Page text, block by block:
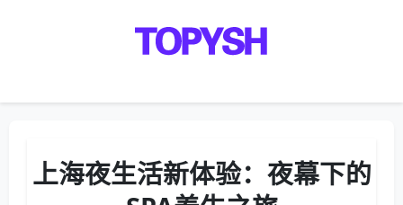
上海夜生活新体验：夜幕下的